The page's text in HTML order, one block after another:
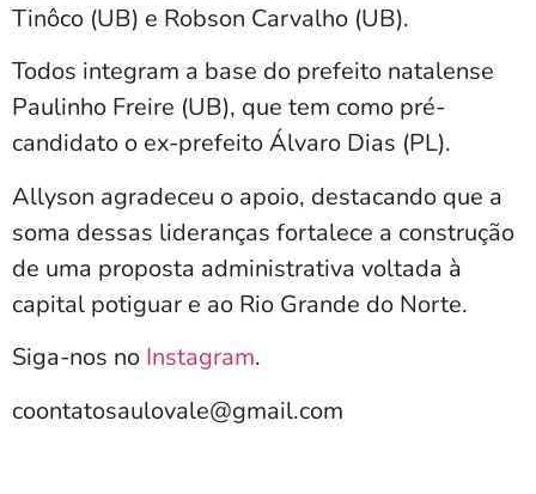
Tinôco (UB) e Robson Carvalho (UB).
Todos integram a base do prefeito natalense
Paulinho Freire (UB), que tem como pré-
candidato o ex-prefeito Álvaro Dias (PL).
Allyson agradeceu o apoio, destacando que a
soma dessas lideranças fortalece a construção
de uma proposta administrativa voltada à
capital potiguar e ao Rio Grande do Norte.
Siga-nos no Instagram.
coontatosaulovale@gmail.com